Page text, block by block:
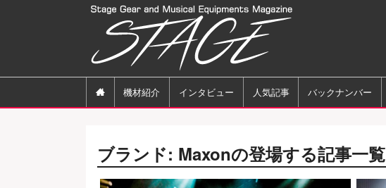
 機材紹介 インタビュー 人気記事 バックナンバー
ブランド: Maxonの登場する記事一覧